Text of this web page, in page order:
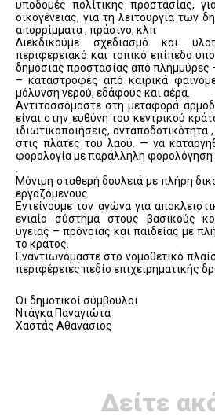
υποδομές πολίτικης προστασίας,
οικογένειας, για τη λειτουργία των
απορρίμματα , πράσινο, κλπ
Διεκδικούμε σχεδιασμό και
περιφερειακό και τοπικό επίπεδο
δημόσιας προστασίας από πλημμύρες
– καταστροφές από καιρικά
μόλυνση νερού, εδάφους και αέρα.
Αντιτασσόμαστε στη μεταφορά
είναι στην ευθύνη του κεντρικού
ιδιωτικοποιήσεις,
στις πλάτες του λαού. — να
φορολογία με παράλληλη φορολόγηση
Μόνιμη σταθερή δουλειά με πλήρη
εργαζόμενους
Εντείνουμε τον αγώνα για
ενιαίο σύστημα στους βασικούς
υγείας – πρόνοιας και παιδείας με
το κράτος.
Εναντιωνόμαστε στο νομοθετικό
περιφέρειες πεδίο επιχειρηματικής
Οι δημοτικοί σύμβουλοι
Ντάγκα Παναγιώτα
Χαστάς Αθανάσιος
Δείτε